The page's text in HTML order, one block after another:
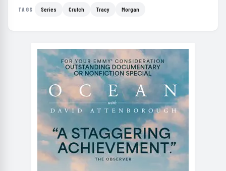
TAGS Series Crutch Tracy Morgan